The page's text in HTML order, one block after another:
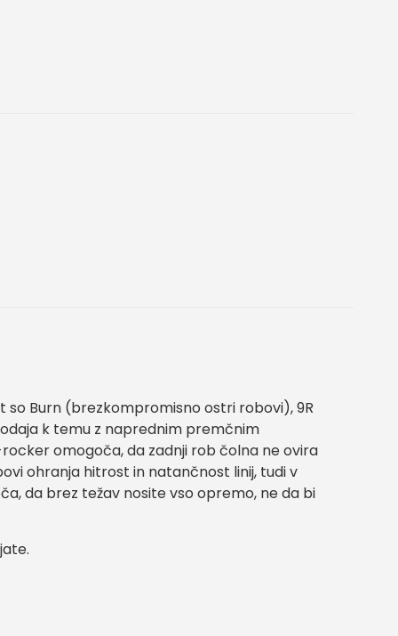
so Burn (brezkompromisno ostri robovi), 9R
k temu z naprednim premčnim
omogoča, da zadnji rob čolna ne ovira
ohranja hitrost in natančnost linij, tudi v
da brez težav nosite vso opremo, ne da bi